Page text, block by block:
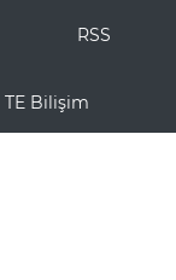
RSS
TE Bilişim